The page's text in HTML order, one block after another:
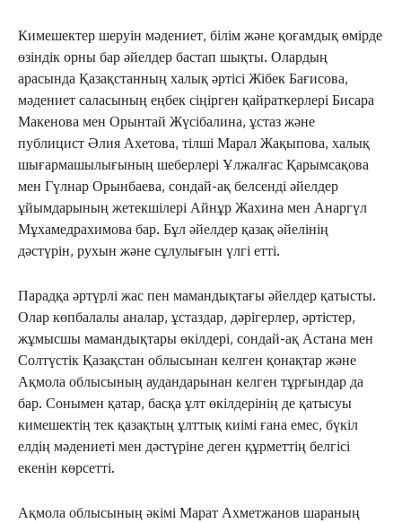
Кимешектер шеруін мәдениет, білім және қоғамдық өмірде
өзіндік орны бар әйелдер бастап шықты. Олардың
арасында Қазақстанның халық әртісі Жібек Бағисова,
мәдениет саласының еңбек сіңірген қайраткерлері Бисара
Макенова мен Орынтай Жүсібалина, ұстаз және
публицист Әлия Ахетова, тілші Марал Жақыпова, халық
шығармашылығының шеберлері Ұлжалғас Қарымсақова
мен Гүлнар Орынбаева, сондай-ақ белсенді әйелдер
ұйымдарының жетекшілері Айнұр Жахина мен Анаргүл
Мұхамедрахимова бар. Бұл әйелдер қазақ әйелінің
дәстүрін, рухын және сұлулығын үлгі етті.
Парадқа әртүрлі жас пен мамандықтағы әйелдер қатысты.
Олар көпбалалы аналар, ұстаздар, дәрігерлер, әртістер,
жұмысшы мамандықтары өкілдері, сондай-ақ Астана мен
Солтүстік Қазақстан облысынан келген қонақтар және
Ақмола облысының аудандарынан келген тұрғындар да
бар. Сонымен қатар, басқа ұлт өкілдерінің де қатысуы
кимешектің тек қазақтың ұлттық киімі ғана емес, бүкіл
елдің мәдениеті мен дәстүріне деген құрметтің белгісі
екенін көрсетті.
Ақмола облысының әкімі Марат Ахметжанов шараның